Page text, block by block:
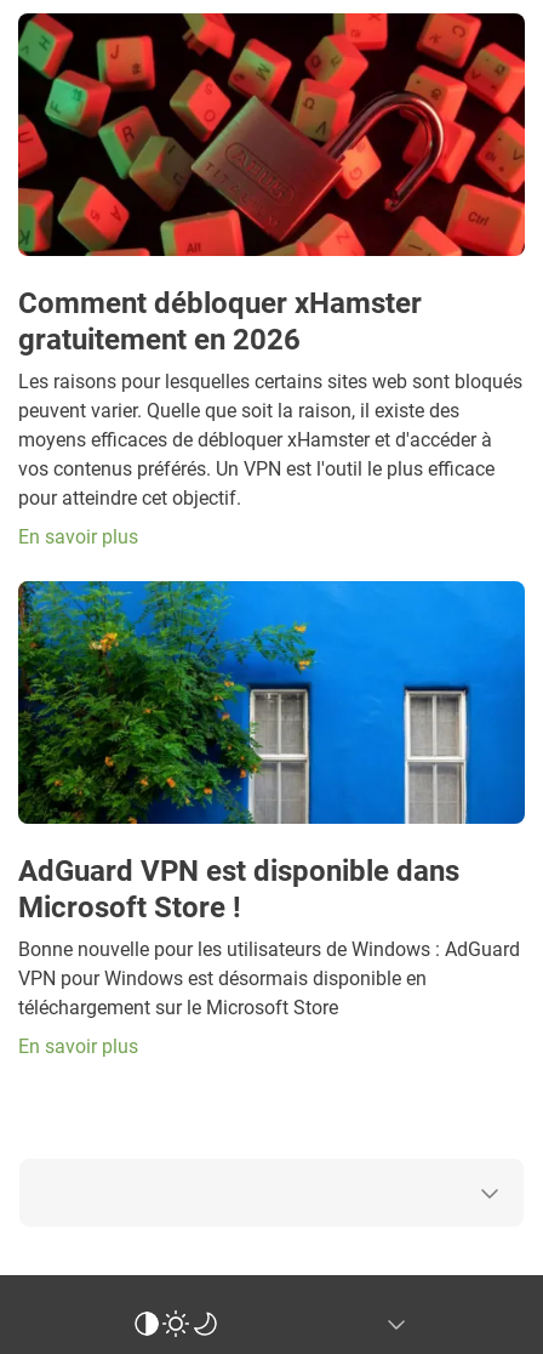
Comment débloquer xHamster
gratuitement en 2026
Les raisons pour lesquelles certains sites web sont bloqués
peuvent varier. Quelle que soit la raison, il existe des
moyens efficaces de débloquer xHamster et d'accéder à
vos contenus préférés. Un VPN est l'outil le plus efficace
pour atteindre cet objectif.
En savoir plus
AdGuard VPN est disponible dans
Microsoft Store !
Bonne nouvelle pour les utilisateurs de Windows : AdGuard
VPN pour Windows est désormais disponible en
téléchargement sur le Microsoft Store
En savoir plus